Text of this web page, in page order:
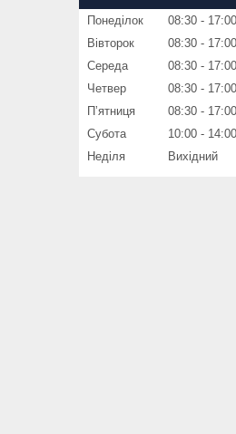
Понеділок 08:30
17:00
Вівторок
08:30
17:00
Середа
08:30
17:00
Четвер
08:30
17:00
Пʼятниця
08:30
17:00
Субота
10:00
14:00
Неділя
Вихідний